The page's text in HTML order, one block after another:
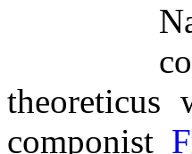
theoreticus
componist